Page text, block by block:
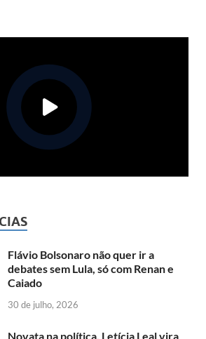
Flávio Bolsonaro não quer ir a
debates sem Lula, só com Renan e
Caiado
30 de julho, 2026
Novata na política, Letícia Leal vira